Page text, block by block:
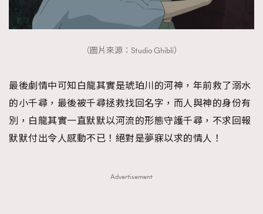
（圖片來源：Studio Ghibli）
最後劇情中可知白龍其實是琥珀川的河神，年前救了溺水
的小千尋，最後被千尋拯救找回名字，而人與神的身份有
別，白龍其實一直默默以河流的形態守護千尋，不求回報
默默付出令人感動不已！絕對是夢寐以求的情人！
Advertisement